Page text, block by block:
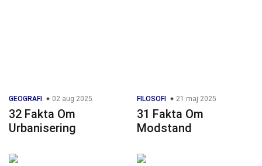
GEOGRAFI 02 aug 2025
32 Fakta Om
Urbanisering
FILOSOFI 21 maj 2025
31 Fakta Om
Modstand